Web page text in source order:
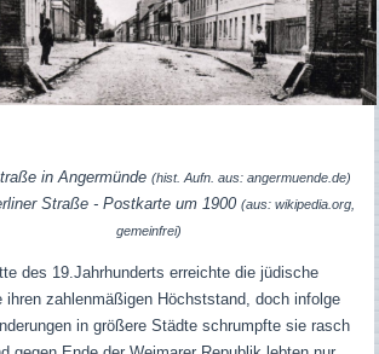
in Angermünde(hist. Aufn. aus: angermuende.de)
Straße - Postkarte um 1900(aus: wikipedia.org,
gemeinfrei)
des 19.Jahrhunderts erreichte die jüdische
ihren zahlenmäßigen Höchststand, doch infolge
in größere Städte schrumpfte sie rasch